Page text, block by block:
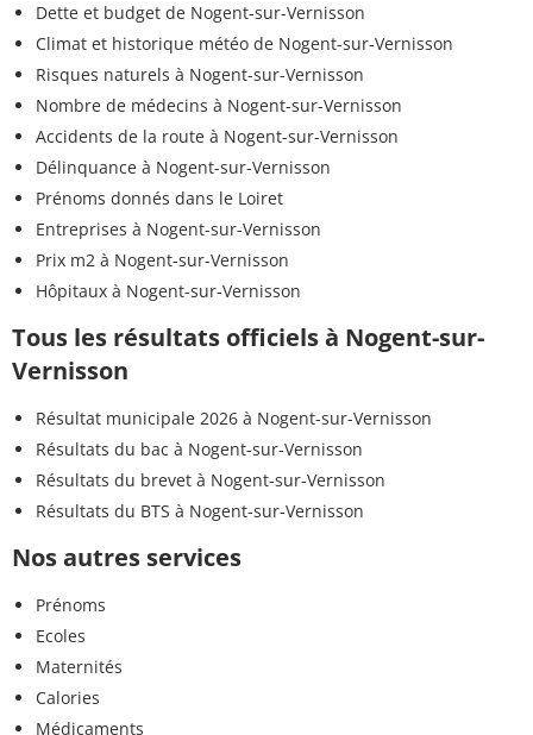
Dette et budget de Nogent-sur-Vernisson
Climat et historique météo de Nogent-sur-Vernisson
Risques naturels à Nogent-sur-Vernisson
Nombre de médecins à Nogent-sur-Vernisson
Accidents de la route à Nogent-sur-Vernisson
Délinquance à Nogent-sur-Vernisson
Prénoms donnés dans le Loiret
Entreprises à Nogent-sur-Vernisson
Prix m2 à Nogent-sur-Vernisson
Hôpitaux à Nogent-sur-Vernisson
Tous les résultats officiels à Nogent-sur-
Vernisson
Résultat municipale 2026 à Nogent-sur-Vernisson
Résultats du bac à Nogent-sur-Vernisson
Résultats du brevet à Nogent-sur-Vernisson
Résultats du BTS à Nogent-sur-Vernisson
Nos autres services
Prénoms
Ecoles
Maternités
Calories
Médicaments